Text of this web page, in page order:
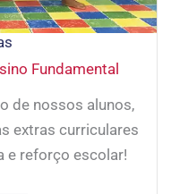
Fundamental
de nossos alunos,
extras curriculares
e reforço escolar!